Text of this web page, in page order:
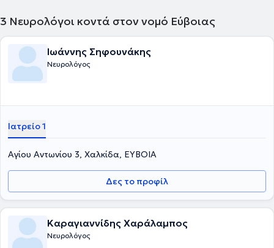
3 Νευρολόγοι κοντά στον νομό Εύβοιας
Ιωάννης Σηφουνάκης
Νευρολόγος
Ιατρείο 1
Αγίου Αντωνίου 3, Χαλκίδα, ΕΥΒΟΙΑ
Δες το προφίλ
Καραγιαννίδης Χαράλαμπος
Νευρολόγος